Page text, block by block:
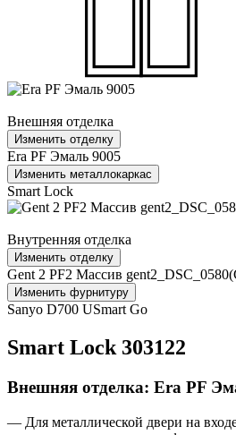
Внешняя отделка
Изменить отделку
Era PF Эмаль 9005
Изменить металлокаркас
Smart Lock
Внутренняя отделка
Изменить отделку
Gent 2 PF2 Массив
Изменить фурнитуру
Sanyo D700 USmart Go
Smart Lock 303122
Внешняя отделка: Era PF
— Для металлической двери на